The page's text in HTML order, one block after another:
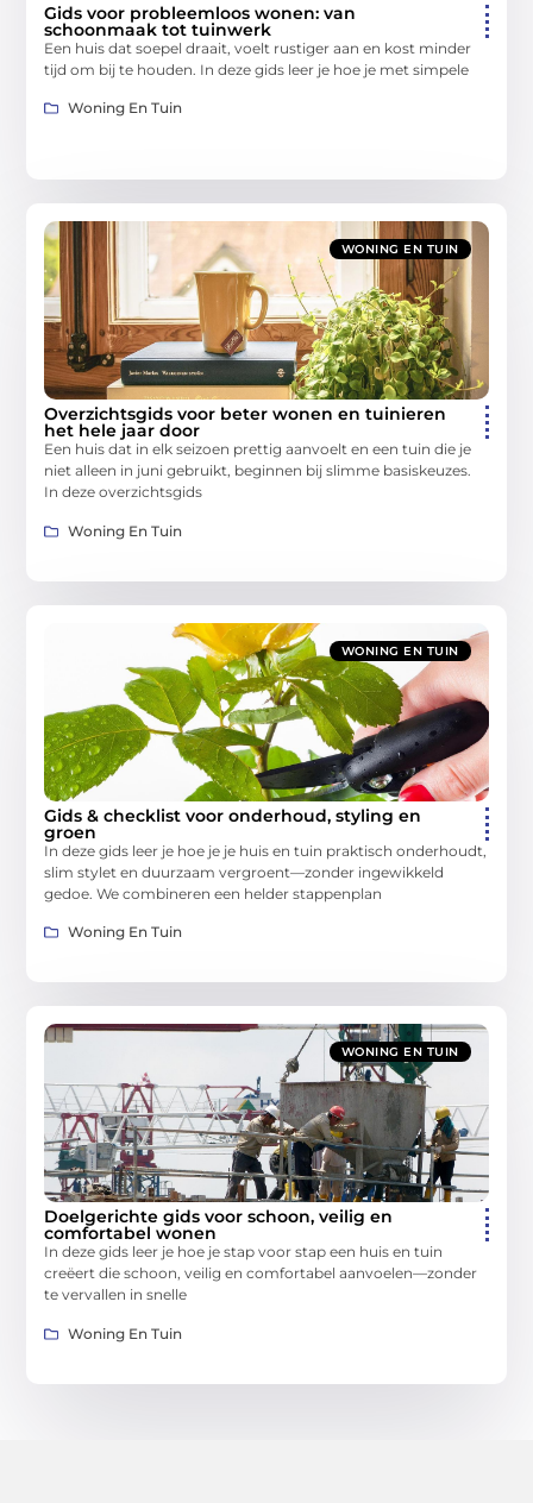
Gids voor probleemloos wonen: van
schoonmaak tot tuinwerk
Een huis dat soepel draait, voelt rustiger aan en kost minder
tijd om bij te houden. In deze gids leer je hoe je met simpele
Woning En Tuin
WONING EN TUIN
Overzichtsgids voor beter wonen en tuinieren
het hele jaar door
Een huis dat in elk seizoen prettig aanvoelt en een tuin die je
niet alleen in juni gebruikt, beginnen bij slimme basiskeuzes.
In deze overzichtsgids
Woning En Tuin
WONING EN TUIN
Gids & checklist voor onderhoud, styling en
groen
In deze gids leer je hoe je je huis en tuin praktisch onderhoudt,
slim stylet en duurzaam vergroent—zonder ingewikkeld
gedoe. We combineren een helder stappenplan
Woning En Tuin
WONING EN TUIN
Doelgerichte gids voor schoon, veilig en
comfortabel wonen
In deze gids leer je hoe je stap voor stap een huis en tuin
creëert die schoon, veilig en comfortabel aanvoelen—zonder
te vervallen in snelle
Woning En Tuin